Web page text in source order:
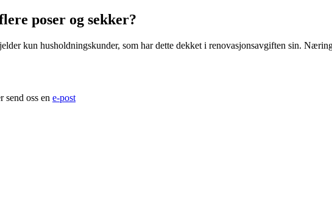
poser og sekker?
kun husholdningskunder, som har dette dekket i renovasjonsavgiften sin.
send oss en e-post